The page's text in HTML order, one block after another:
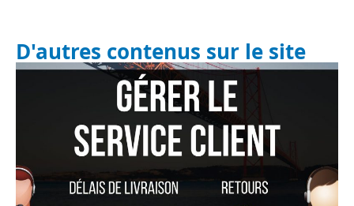
D'autres contenus sur le site